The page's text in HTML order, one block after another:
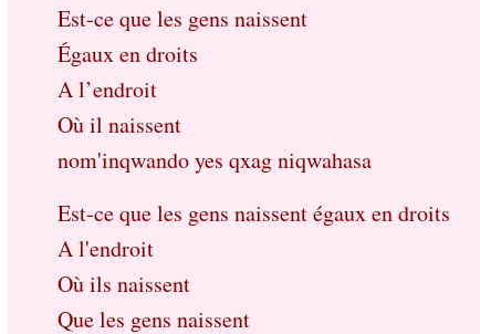
Est-ce que les gens naissent
Égaux en droits
A l’endroit
Où il naissent
nom'inqwando yes qxag niqwahasa
Est-ce que les gens naissent égaux en droits
A l'endroit
Où ils naissent
Que les gens naissent